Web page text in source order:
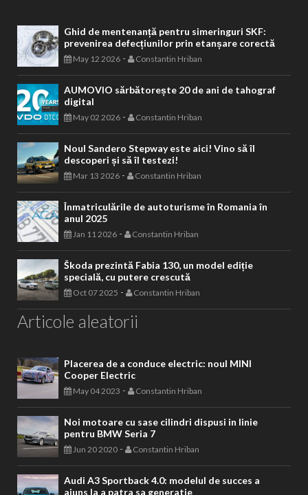
Ghid de mentenanță pentru simeringuri SKF:
prevenirea defecțiunilor prin etanșare corectă
May 12 2026 - Constantin Hriban
AUMOVIO sărbătorește 20 de ani de tahograf
digital
May 02 2026 - Constantin Hriban
Noul Sandero Stepway este aici! Vino să îl
descoperi și să îl testezi!
Mar 13 2026 - Constantin Hriban
Înmatriculările de autoturisme în Romania în
anul 2025
Jan 11 2026 - Constantin Hriban
Škoda prezintă Fabia 130, un model ediție
specială, cu putere crescută
Oct 07 2025 - Constantin Hriban
Articole aleatorii
Placerea de a conduce electric: noul MINI
Cooper Electric
May 04 2023 - Constantin Hriban
Noi motoare cu sase cilindri dispusi in linie
pentru BMW Seria 7
Jun 20 2020 - Constantin Hriban
Audi A3 Sportback 4.0: modelul de succes a
ajuns la a patra sa generatie